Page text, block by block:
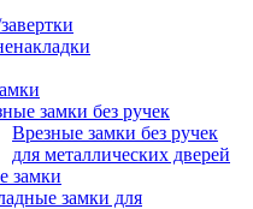
замки без ручек
Врезные замки без ручек
для металлических дверей
замки
замки для